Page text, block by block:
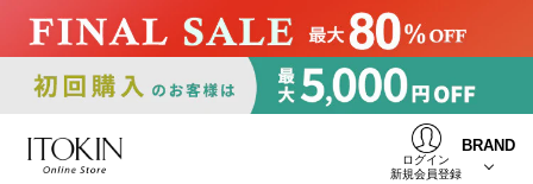
ログイン
新規会員登録
BRAND